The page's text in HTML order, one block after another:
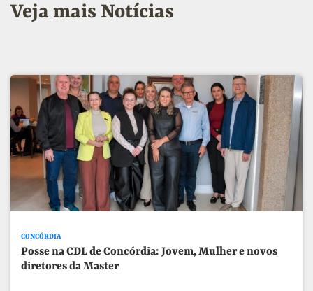
Veja mais Notícias
CONCÓRDIA
Posse na CDL de Concórdia: Jovem, Mulher e novos
diretores da Master